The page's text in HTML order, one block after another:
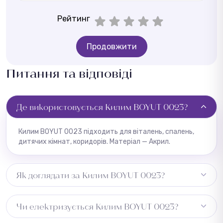
Рейтинг
Продовжити
Питання та відповіді
Де використовується Килим BOYUT 0023?
Килим BOYUT 0023 підходить для віталень, спалень,
дитячих кімнат, коридорів. Матеріал — Акрил.
Як доглядати за Килим BOYUT 0023?
вологою ганчіркою.
Чи електризується Килим BOYUT 0023?